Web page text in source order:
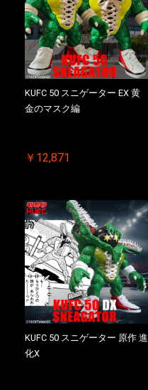
KUFC 50 スニゲーター EX 黄
金のマスク編
￥12,871
KUFC 50 スニゲーター 原作 進
化X